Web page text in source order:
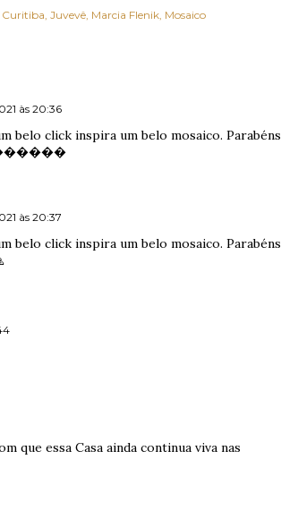
Curitiba Juvevê Marcia Flenik Mosaico
às 20:36
belo click inspira um belo mosaico. Parabéns
às 20:37
belo click inspira um belo mosaico. Parabéns
que essa Casa ainda continua viva nas